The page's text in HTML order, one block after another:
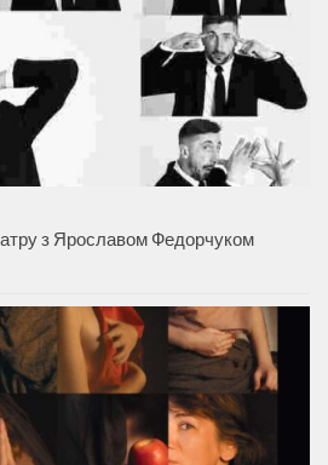
з Ярославом Федорчуком